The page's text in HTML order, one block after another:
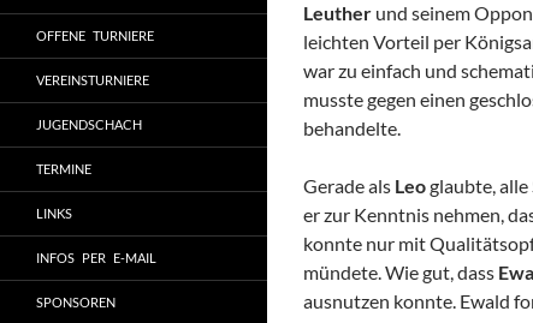
Leuther und seinem
leichten Vorteil per
war zu einfach und
musste gegen einen
behandelte.
Gerade als Leoglaubte,
er zur Kenntnis nehmen,
konnte nur mit
mündete. Wie gut, dass
ausnutzen konnte. Ewald
OFFENE TURNIERE
VEREINSTURNIERE
JUGENDSCHACH
TERMINE
LINKS
INFOS PER E-MAIL
SPONSOREN